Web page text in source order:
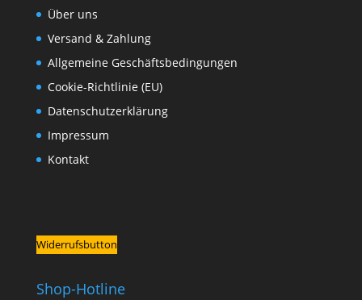
Über uns
Versand & Zahlung
Allgemeine Geschäftsbedingungen
Cookie-Richtlinie (EU)
Datenschutzerklärung
Impressum
Kontakt
Widerrufsbutton
Shop-Hotline